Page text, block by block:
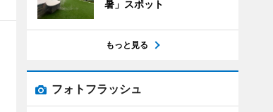
暑」スポット
もっと見る
フォトフラッシュ